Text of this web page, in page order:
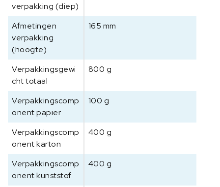
verpakking (diep)
Afmetingen
verpakking
(hoogte)
165 mm
Verpakkingsgewi
cht totaal
800 g
Verpakkingscomp
onent papier
100 g
Verpakkingscomp
onent karton
400 g
Verpakkingscomp
onent kunststof
400 g